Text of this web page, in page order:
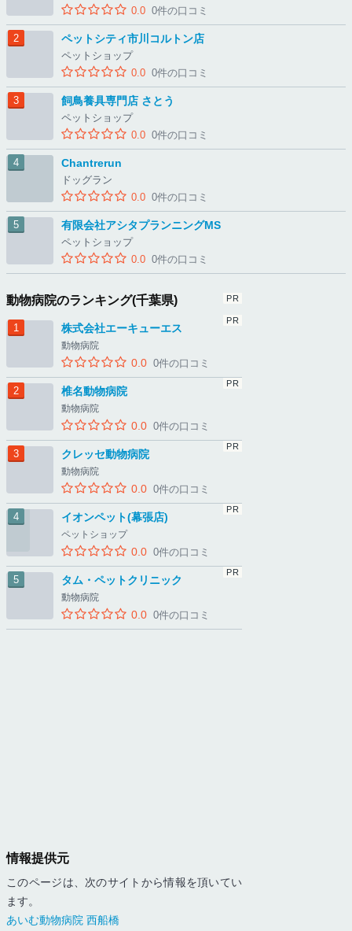
0.0 0件の口コミ
ペットシティ市川コルトン店
ペットショップ
0.0 0件の口コミ
飼鳥養具専門店 さとう
ペットショップ
0.0 0件の口コミ
Chantrerun
ドッグラン
0.0 0件の口コミ
有限会社アシタプランニングMS
ペットショップ
0.0 0件の口コミ
動物病院のランキング(千葉県)
株式会社エーキューエス
動物病院
0.0 0件の口コミ
椎名動物病院
動物病院
0.0 0件の口コミ
クレッセ動物病院
動物病院
0.0 0件の口コミ
イオンペット(幕張店)
ペットショップ
0.0 0件の口コミ
タム・ペットクリニック
動物病院
0.0 0件の口コミ
情報提供元
このページは、次のサイトから情報を頂いてい
ます。
あいむ動物病院 西船橋